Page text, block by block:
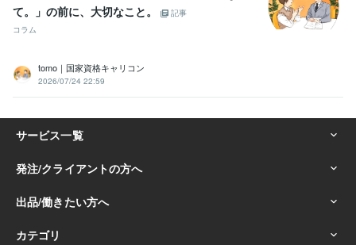
て。」の前に、大切なこと。
記事
コラム
tomo｜国家資格キャリコン
2026/07/24 22:59